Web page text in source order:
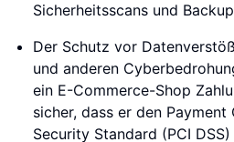
Sicherheitsscans und
Der Schutz vor
und anderen
ein E-Commerce-Shop
sicher, dass er den
Security Standard (PCI